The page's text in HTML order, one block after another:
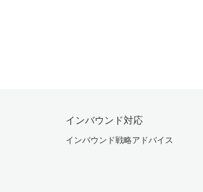
インバウンド対応
インバウンド戦略アドバイス